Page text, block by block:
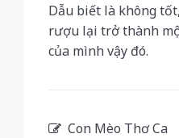
Dẫu biết là không
rượu lại trở thành
của mình vậy đó.
Con Mèo Thơ Ca